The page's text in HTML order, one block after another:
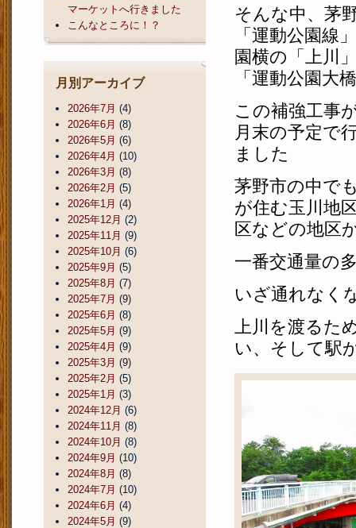
そんな中、茅
「運動公園線
園横の「上川
「運動公園大
この補強工事
月末の予定で
ました
茅野市の中で
が住む玉川地
区などの地区
一番交通量の
いざ通れなく
上川を渡るた
い、そして駅
マーケットへ行きました
こんなところに！？
月別アーカイブ
2026年7月 (4)
2026年6月 (8)
2026年5月 (6)
2026年4月 (10)
2026年3月 (8)
2026年2月 (5)
2026年1月 (4)
2025年12月 (2)
2025年11月 (9)
2025年10月 (6)
2025年9月 (5)
2025年8月 (7)
2025年7月 (9)
2025年6月 (8)
2025年5月 (9)
2025年4月 (9)
2025年3月 (9)
2025年2月 (5)
2025年1月 (3)
2024年12月 (6)
2024年11月 (8)
2024年10月 (8)
2024年9月 (10)
2024年8月 (8)
2024年7月 (10)
2024年6月 (4)
2024年5月 (9)